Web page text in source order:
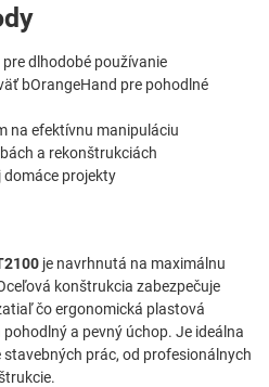
dlhodobé používanie
bOrangeHand pre pohodlné
na efektívnu manipuláciu
a rekonštrukciách
domáce projekty
je navrhnutá na maximálnu
konštrukcia zabezpečuje
čo ergonomická plastová
a pevný úchop. Je ideálna
prác, od profesionálnych